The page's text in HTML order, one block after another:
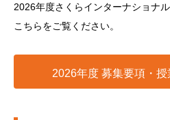
2026年度さくらインターナショナ
こちらをご覧ください。
2026年度 募集要項・授